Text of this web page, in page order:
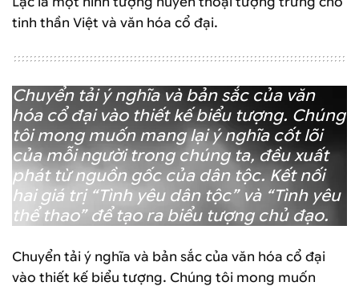
tinh thần Việt và văn hóa cổ đại.
Chuyển tải ý nghĩa và bản sắc của văn
hóa cổ đại vào thiết kế biểu tượng. Chúng
tôi mong muốn mang lại ý nghĩa cốt lõi
của mỗi người trong chúng ta, đều xuất
phát từ nguồn gốc của dân tộc. Kết nối
hai giá trị “Tình yêu dân tộc” và “Tình yêu
thể thao” để tạo ra biểu tượng chủ đạo.
Chuyển tải ý nghĩa và bản sắc của văn hóa cổ đại
vào thiết kế biểu tượng. Chúng tôi mong muốn